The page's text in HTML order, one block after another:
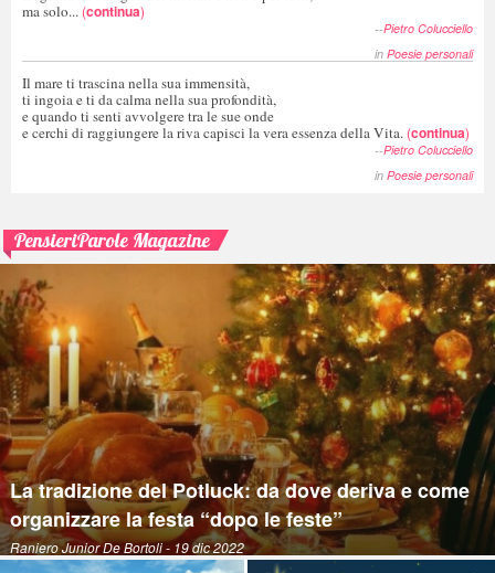
ma solo... (continua)
--Pietro Colucciello
in Poesie personali
Il mare ti trascina nella sua immensità,
ti ingoia e ti da calma nella sua profondità,
e quando ti senti avvolgere tra le sue onde
e cerchi di raggiungere la riva capisci la vera essenza della Vita. (continua)
--Pietro Colucciello
in Poesie personali
PensieriParole Magazine
La tradizione del Potluck: da dove deriva e come
organizzare la festa “dopo le feste”
Raniero Junior De Bortoli- 19 dic 2022